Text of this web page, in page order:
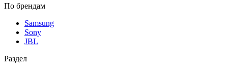
По брендам
Samsung
Sony
JBL
Раздел